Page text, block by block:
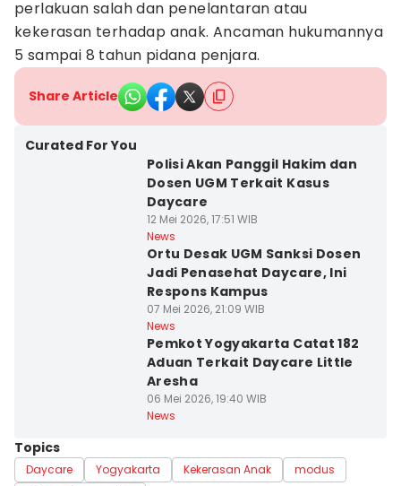
perlakuan salah dan penelantaran atau
kekerasan terhadap anak. Ancaman hukumannya
5 sampai 8 tahun pidana penjara.
Share Article
Curated For You
Polisi Akan Panggil Hakim dan
Dosen UGM Terkait Kasus
Daycare
12 Mei 2026, 17:51 WIB
News
Ortu Desak UGM Sanksi Dosen
Jadi Penasehat Daycare, Ini
Respons Kampus
07 Mei 2026, 21:09 WIB
News
Pemkot Yogyakarta Catat 182
Aduan Terkait Daycare Little
Aresha
06 Mei 2026, 19:40 WIB
News
Topics
Daycare Yogyakarta Kekerasan Anak
modus